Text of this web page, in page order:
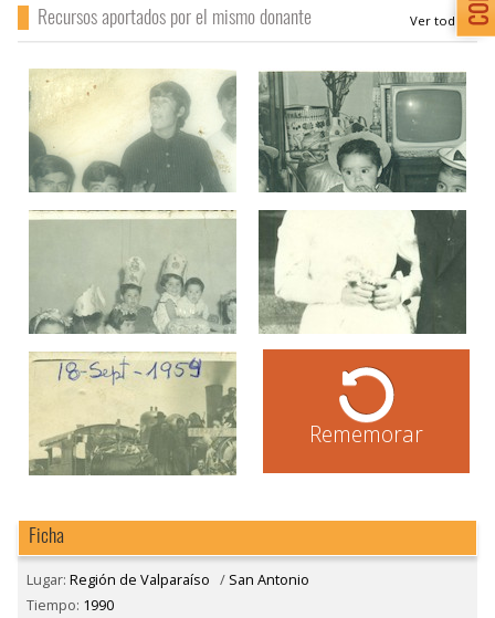
Recursos aportados por el mismo donante
Rememorar
Ficha
Lugar: Región de Valparaíso / San Antonio
Tiempo: 1990